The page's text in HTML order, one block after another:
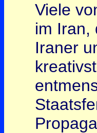
Viele
im Iran,
Iraner